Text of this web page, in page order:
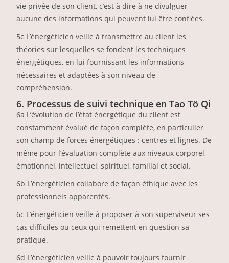
vie privée de son client, c’est à dire à ne divulguer
aucune des informations qui peuvent lui être confiées.
5c L’énergéticien veille à transmettre au client les
théories sur lesquelles se fondent les techniques
énergétiques, en lui fournissant les informations
nécessaires et adaptées à son niveau de
compréhension.
6. Processus de suivi technique en Tao Tö Qi
6a L’évolution de l’état énergétique du client est
constamment évalué de façon complète, en particulier
son champ de forces énergétiques : centres et lignes. De
même pour l’évaluation complète aux niveaux corporel,
émotionnel, intellectuel, spirituel, familial et social.
6b L’énergéticien collabore de façon éthique avec les
professionnels apparentés.
6c L’énergéticien veille à proposer à son superviseur ses
cas difficiles ou ceux qui remettent en question sa
pratique.
6d L’énergéticien veille à pouvoir toujours fournir